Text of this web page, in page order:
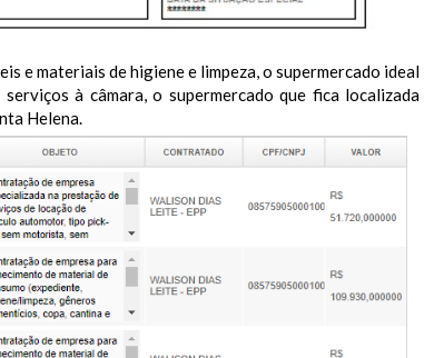
e materiais de higiene e limpeza, o supermercado ideal
à câmara, o supermercado que fica localizada
Helena.